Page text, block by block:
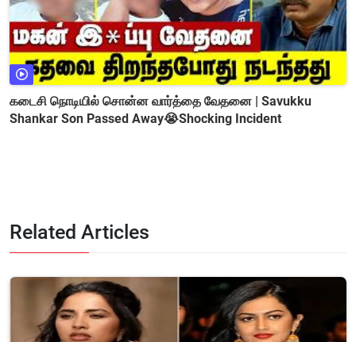
கடைசி நொடியில் சொன்ன வார்த்தை வேதனை | Savukku
Shankar Son Passed Away😭Shocking Incident
Related Articles